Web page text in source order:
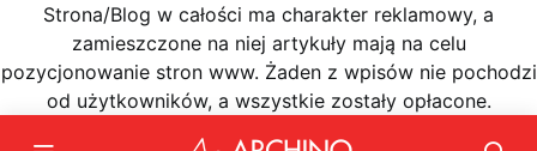
Strona/Blog w całości ma charakter reklamowy, a
zamieszczone na niej artykuły mają na celu
pozycjonowanie stron www. Żaden z wpisów nie pochodzi
od użytkowników, a wszystkie zostały opłacone.